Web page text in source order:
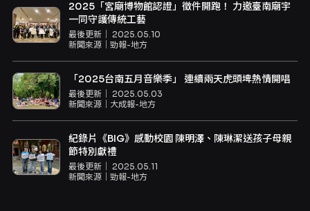
2025「宮廟博物館認證」徵件開跑！ 力邀臺南廟宇
一同守護傳統工藝
最後更新｜ 2025.05.10
新聞來源｜ 勁報-地方
「2025台南五月音樂季」 連續兩天虎頭埤熱情開唱
最後更新｜ 2025.05.03
新聞來源｜ 大成報-地方
紀錄片《BIG》感動校園 陳明澤、陳琳潔送孩子母親
節特別獻禮
最後更新｜ 2025.05.11
新聞來源｜ 勁報-地方